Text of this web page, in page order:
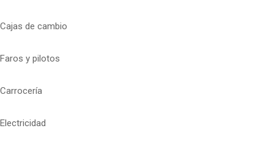
Cajas de cambio
Faros y pilotos
Carrocería
Electricidad